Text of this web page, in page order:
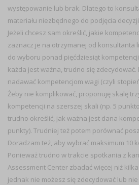
występowanie lub brak. Dlatego to
materiału niezbędnego do podjęcia
Jeżeli chcesz sam określić, jakie
zaznacz je na otrzymanej od konsultanta
do wyboru ponad pięćdziesiąt
każda jest ważna, trudno się zdecydować.
nadawać kompetencjom wagi (czyli
Żeby nie komplikować, proponuję skalę
kompetencji na szerszej skali (np. 5
trudno określić, jak ważna jest dana
punkty). Trudniej też potem porównać
Doradzam też, aby wybrać maksimum 10
Ponieważ trudno w trakcie spotkania z
Assessment Center zbadać więcej niż
jednak nie możesz się zdecydować lub